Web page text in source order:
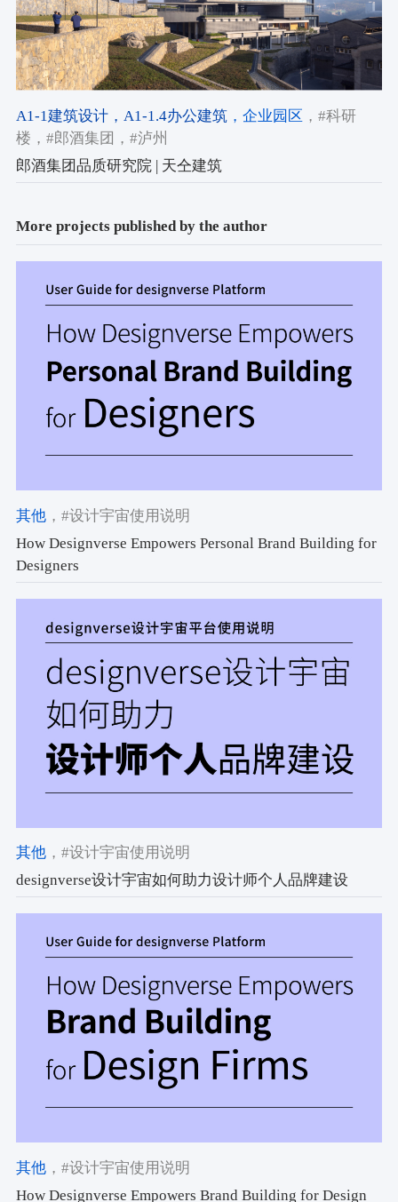
A1-1建筑设计，A1-1.4办公建筑，企业园区 ，#科研
楼 ，#郎酒集团 ，#泸州
郎酒集团品质研究院 | 天仝建筑
More projects published by the author
其他，#设计宇宙使用说明
How Designverse Empowers Personal Brand Building for
Designers
其他，#设计宇宙使用说明
designverse设计宇宙如何助力设计师个人品牌建设
其他，#设计宇宙使用说明
How Designverse Empowers Brand Building for Design